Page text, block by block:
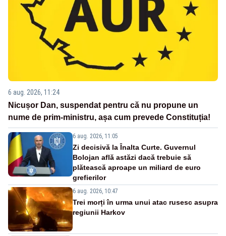
6 aug. 2026, 11:24
Nicușor Dan, suspendat pentru că nu propune un
nume de prim-ministru, așa cum prevede Constituția!
6 aug. 2026, 11:05
Zi decisivă la Înalta Curte. Guvernul
Bolojan află astăzi dacă trebuie să
plătească aproape un miliard de euro
grefierilor
6 aug. 2026, 10:47
Trei morți în urma unui atac rusesc asupra
regiunii Harkov